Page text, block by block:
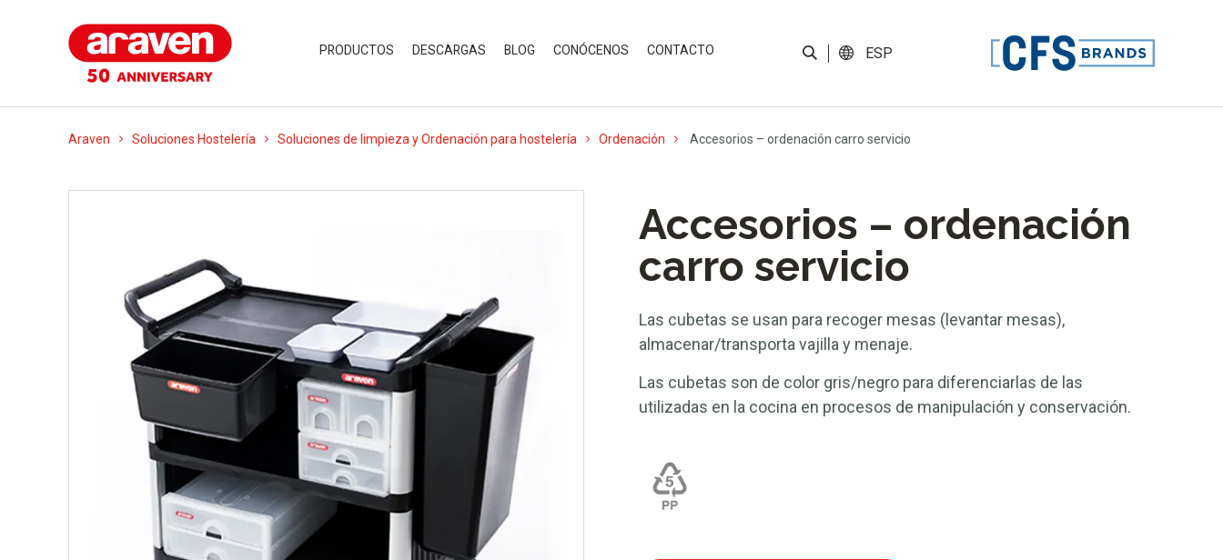
PRODUCTOS DESCARGAS BLOG CONÓCENOS CONTACTO ESP
Araven Soluciones Hostelería Soluciones de limpieza y Ordenación para hostelería Ordenación Accesorios – ordenación carro servicio
Accesorios – ordenación
carro servicio
Las cubetas se usan para recoger mesas (levantar mesas),
almacenar/transporta vajilla y menaje.
Las cubetas son de color gris/negro para diferenciarlas de las
utilizadas en la cocina en procesos de manipulación y conservación.